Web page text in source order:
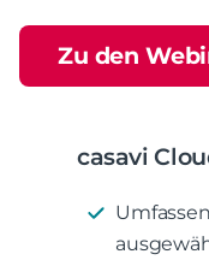
Zu den
casavi